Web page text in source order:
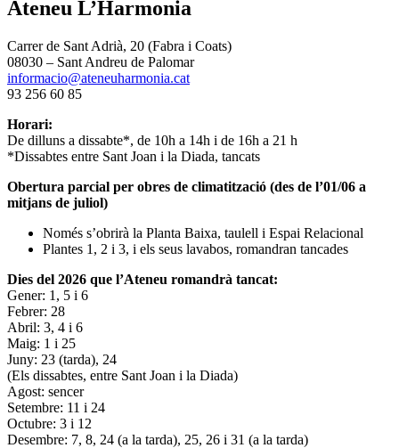
Ateneu L’Harmonia
Carrer de Sant Adrià, 20 (Fabra i Coats)
08030 – Sant Andreu de Palomar
informacio@ateneuharmonia.cat
93 256 60 85
Horari:
De dilluns a dissabte*, de 10h a 14h i de 16h a 21 h
*Dissabtes entre Sant Joan i la Diada, tancats
Obertura parcial per obres de climatització (des de l’01/06 a
mitjans de juliol)
Només s’obrirà la Planta Baixa, taulell i Espai Relacional
Plantes 1, 2 i 3, i els seus lavabos, romandran tancades
Dies del 2026 que l’Ateneu romandrà tancat:
Gener: 1, 5 i 6
Febrer: 28
Abril: 3, 4 i 6
Maig: 1 i 25
Juny: 23 (tarda), 24
(Els dissabtes, entre Sant Joan i la Diada)
Agost: sencer
Setembre: 11 i 24
Octubre: 3 i 12
Desembre: 7, 8, 24 (a la tarda), 25, 26 i 31 (a la tarda)